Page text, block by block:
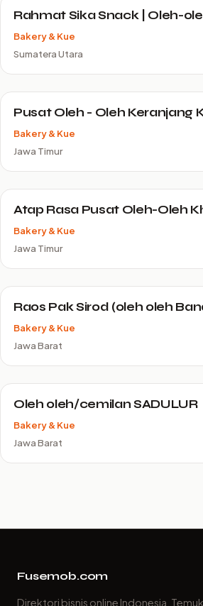
Rahmat Sika Snack | Oleh-
Bakery & Kue
Sumatera Utara
Pusat Oleh - Oleh Keranjang
Bakery & Kue
Jawa Timur
Atap Rasa Pusat Oleh-Oleh
Bakery & Kue
Jawa Timur
Raos Pak Sirod (oleh oleh
Bakery & Kue
Jawa Barat
Oleh oleh/cemilan SADULUR
Bakery & Kue
Jawa Barat
Fusemob.com
Direktori bisnis online Indonesia.